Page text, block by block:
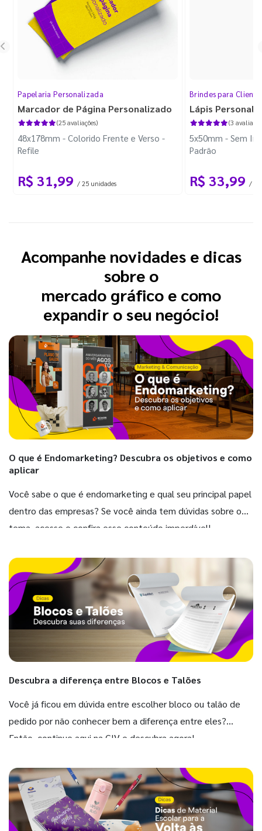
Papelaria Personalizada
Marcador de Página Personalizado
(25 avaliações)
48x178mm - Colorido Frente e Verso -
Refile
R$ 31,99 / 25 unidades
Brindes para
Lápis
(3
5x50mm - Sem
Padrão
R$ 33,99 / 10
Acompanhe novidades e dicas
sobre o
mercado gráfico e como
expandir o seu negócio!
O que é Endomarketing? Descubra os objetivos e como
aplicar
Você sabe o que é endomarketing e qual seu principal papel
dentro das empresas? Se você ainda tem dúvidas sobre o
tema, acesse e confira esse conteúdo imperdível!
Descubra a diferença entre Blocos e Talões
Você já ficou em dúvida entre escolher bloco ou talão de
pedido por não conhecer bem a diferença entre eles?
Então, continue aqui na GIV e descubra agora!